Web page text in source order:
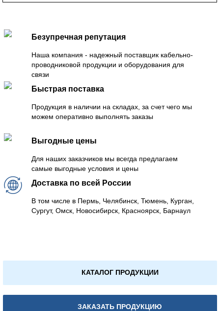
Безупречная репутация
Наша компания - надежный поставщик кабельно-
проводниковой продукции и оборудования для
связи
Быстрая поставка
Продукция в наличии на складах, за счет чего мы
можем оперативно выполнять заказы
Выгодные цены
Для наших заказчиков мы всегда предлагаем
самые выгодные условия и цены
Доставка по всей России
В том числе в Пермь, Челябинск, Тюмень, Курган,
Сургут, Омск, Новосибирск, Красноярск, Барнаул
КАТАЛОГ ПРОДУКЦИИ
ЗАКАЗАТЬ ПРОДУКЦИЮ